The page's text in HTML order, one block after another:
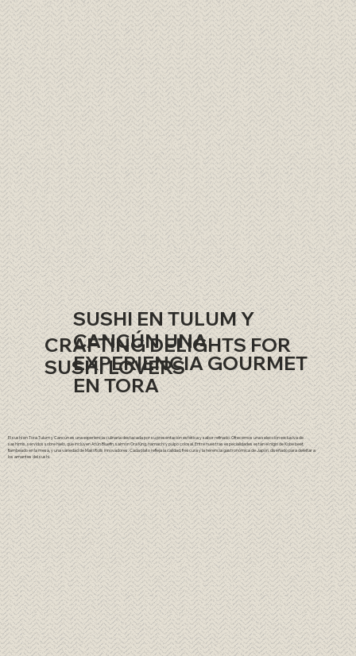
El sushi en Tora Tulum y Cancún es una experiencia culinaria destacada por su presentación estética y sabor refinado. Ofrecemos una selección exclusiva de
sashimis, servidos sobre hielo, que incluyen Atún Bluefin, salmón Ora King, hamachi y pulpo colosal. Entre nuestras especialidades están el nigiri de Kobe beef,
flambeado en la mesa, y una variedad de Maki Rolls innovadores. Cada plato refleja la calidad, frescura y la herencia gastronómica de Japón, diseñado para deleitar a
los amantes del sushi.
SUSHI EN TULUM Y
CANCÚN UNA
EXPERIENCIA GOURMET
EN TORA
CRAFTING DELIGHTS FOR
SUSHI LOVERS